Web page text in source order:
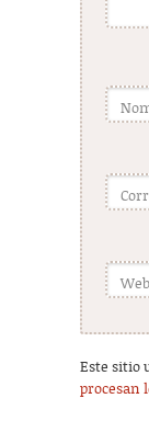
Web
Este sitio
procesan